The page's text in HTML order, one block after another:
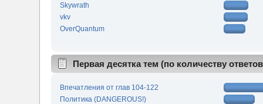
Skywrath
vkv
OverQuantum
Первая десятка тем (по количеству
Впечатления от глав 104-122
Политика (DANGEROUS!)